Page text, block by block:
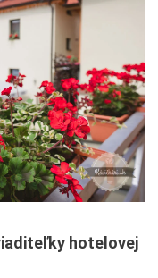
hotelovej